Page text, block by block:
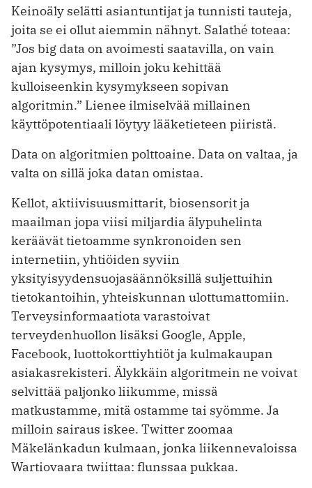
Keinoäly selätti asiantuntijat ja tunnisti tauteja,
joita se ei ollut aiemmin nähnyt. Salathé toteaa:
”Jos big data on avoimesti saatavilla, on vain
ajan kysymys, milloin joku kehittää
kulloiseenkin kysymykseen sopivan
algoritmin.” Lienee ilmiselvää millainen
käyttöpotentiaali löytyy lääketieteen piiristä.
Data on algoritmien polttoaine. Data on valtaa, ja
valta on sillä joka datan omistaa.
Kellot, aktiivisuusmittarit, biosensorit ja
maailman jopa viisi miljardia älypuhelinta
keräävät tietoamme synkronoiden sen
internetiin, yh­tiöiden syviin
yksityisyydensuojasäännöksillä suljettuihin
tietokantoihin, yhteiskunnan ulottumattomiin.
Terveysinformaatiota varastoivat
terveydenhuollon lisäksi Google, Apple,
Facebook, luottokorttiyhtiöt ja kulmakaupan
asiakasrekisteri. Älykkäin algoritmein ne voivat
selvittää paljonko liikumme, missä
matkustamme, mitä ostamme tai syömme. Ja
milloin sairaus iskee. Twitter zoomaa
Mäkelänkadun kulmaan, jonka liikennevaloissa
Wartiovaara twiittaa: flunssaa pukkaa.